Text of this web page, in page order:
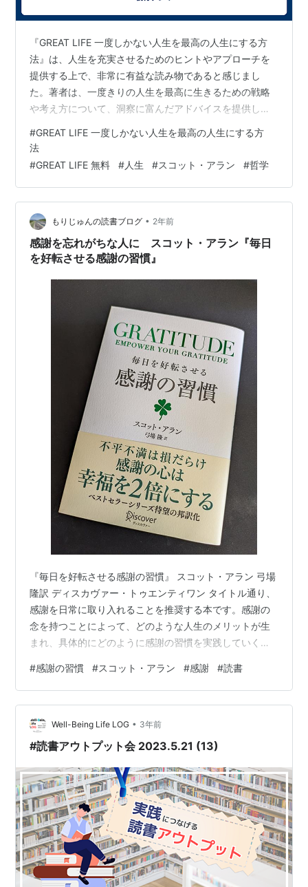
『GREAT LIFE 一度しかない人生を最高の人生にする方
法』は、人生を充実させるためのヒントやアプローチを
提供する上で、非常に有益な読み物であると感じまし
た。著者は、一度きりの人生を最高に生きるための戦略
や考え方について、洞察に富んだアドバイスを提供して
著者は単なる理論や抽象的なアイデアにとどまらず、読
者が日常生活で実践できる具体的な方法を提示していま
めのリソースの活用など、実際の行動に直結するアドバ
ックは、読者が自己成長を促進し、自分の人…
#GREAT LIFE 一度しかない人生を最高の人生にする方
法
#GREAT LIFE 無料 #人生 #スコット・アラン #哲学
もりじゅんの読書ブログ • 2年前
感謝を忘れがちな人に スコット・アラン『毎日
を好転させる感謝の習慣』
『毎日を好転させる感謝の習慣』 スコット・アラン 弓場
隆訳 ディスカヴァー・トゥエンティワン タイトル通り、
感謝を日常に取り入れることを推奨する本です。感謝の
念を持つことによって、どのような人生のメリットが生
まれ、具体的にどのように感謝の習慣を実践していくか
幸福 感謝の効果 感謝を実践する工夫が具体的に書かれて
いる 感謝がもたらす脳科学的幸福 著者が集めた研究デー
タによると、感謝することで、情熱をかき立てるドーパ
ミンと気分を盛り上げるセロトニンの両方の神経伝達物
質が増大するとのこと。 また、心理学的実験によって、
#感謝の習慣 #スコット・アラン #感謝 #読書
Well-Being Life LOG • 3年前
#読書アウトプット会 2023.5.21 (13)